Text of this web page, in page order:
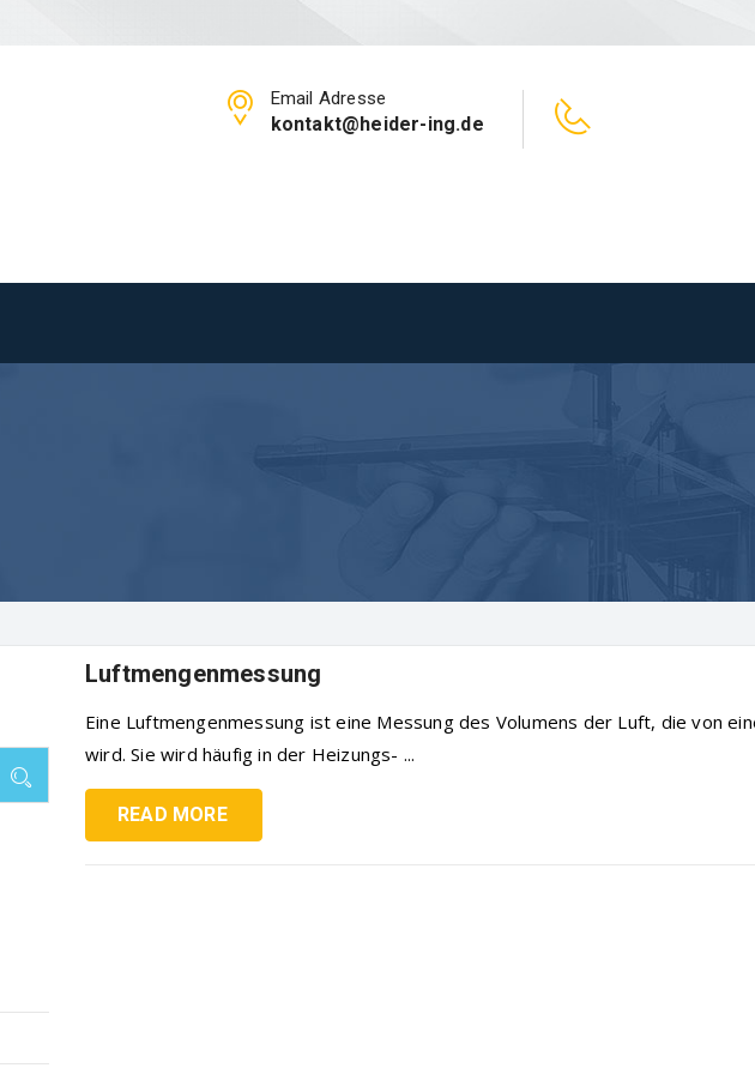
Email Adresse
kontakt@heider-ing.de
Luftmengenmessung
Eine Luftmengenmessung ist eine Messung des Volumens der Luft, die von
wird. Sie wird häufig in der Heizungs- ...
READ MORE